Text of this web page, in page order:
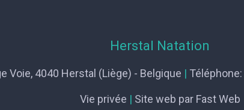
Herstal Natation
Voie, 4040 Herstal (Liège) - Belgique | Téléphone:
Vie privée | Site web par Fast Web